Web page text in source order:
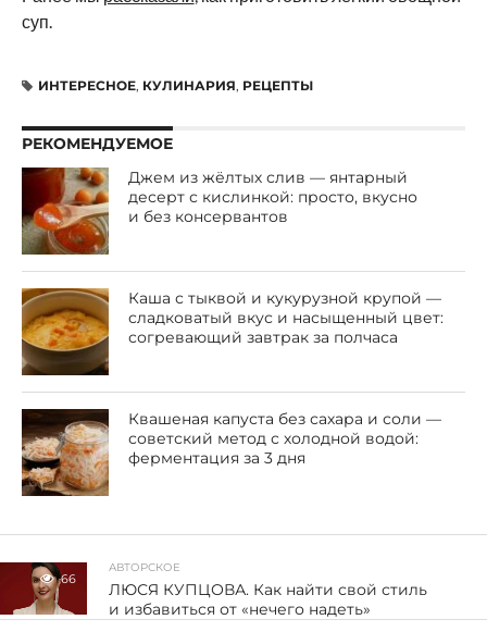
суп.
ИНТЕРЕСНОЕ, КУЛИНАРИЯ, РЕЦЕПТЫ
РЕКОМЕНДУЕМОЕ
Джем из жёлтых слив — янтарный
десерт с кислинкой: просто, вкусно
и без консервантов
Каша с тыквой и кукурузной крупой —
сладковатый вкус и насыщенный цвет:
согревающий завтрак за полчаса
Квашеная капуста без сахара и соли —
советский метод с холодной водой:
ферментация за 3 дня
66
АВТОРСКОЕ
ЛЮСЯ КУПЦОВА. Как найти свой стиль
и избавиться от «нечего надеть»